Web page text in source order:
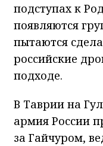
подступах к
появляются
пытаются
российские
подходе.
В Таврии на
армия России
за Гайчуром,